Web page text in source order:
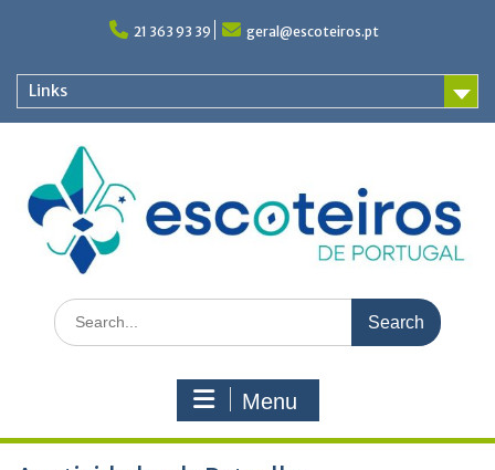
21 363 93 39 geral@escoteiros.pt
Links
Search
for:
Menu